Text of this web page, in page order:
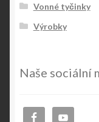
Vonné tyčinky
Výrobky
Naše sociální